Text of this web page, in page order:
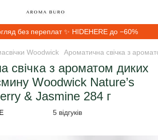
без переплат ✨ HIDEHERE до −60%
Woodwick Ароматична свічка з
свічка з ароматом диких
Woodwick Nature’s
& Jasmine 284 г
5 відгуків